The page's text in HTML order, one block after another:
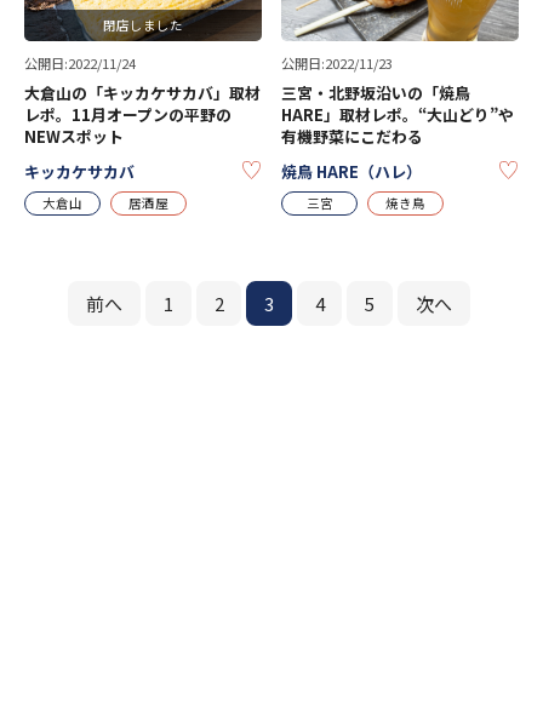
閉店しました
公開日:2022/11/24
大倉山の「キッカケサカバ」取材
レポ。11月オープンの平野の
NEWスポット
キッカケサカバ
KEEP
大倉山 居酒屋
公開日:2022/11/23
三宮・北野坂沿いの「焼鳥
HARE」取材レポ。“大山どり”や
有機野菜にこだわる
焼鳥 HARE（ハレ）
三宮 焼き鳥
前へ 1 2 3 4 5 次へ